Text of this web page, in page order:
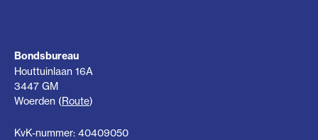
Bondsbureau
Houttuinlaan 16A
3447 GM
Woerden (Route)
KvK-nummer: 40409050